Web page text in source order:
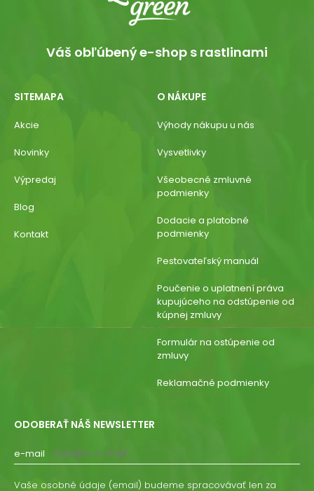
Váš obľúbený e-shop s rastlinami
SITEMAPA
Akcie
Novinky
Výpredaj
Blog
Kontakt
O NÁKUPE
Výhody nákupu u nás
Vysvetlivky
Všeobecné zmluvné
podmienky
Dodacie a platobné
podmienky
Pestovateľský manuál
Poučenie o uplatnení práva
kupujúceho na odstúpenie od
kúpnej zmluvy
Formulár na ostúpenie od
zmluvy
Reklamačné podmienky
ODOBERAŤ NÁŠ NEWSLETTER
e-mail
Vaše osobné údaje (email) budeme spracovávať len za